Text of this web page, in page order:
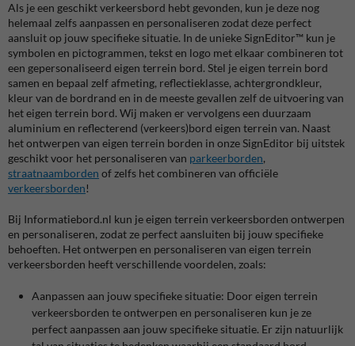
Als je een geschikt verkeersbord hebt gevonden, kun je deze nog
helemaal zelfs aanpassen en personaliseren zodat deze perfect
aansluit op jouw specifieke situatie. In de unieke SignEditor™ kun je
symbolen en pictogrammen, tekst en logo met elkaar combineren tot
een gepersonaliseerd eigen terrein bord. Stel je eigen terrein bord
samen en bepaal zelf afmeting, reflectieklasse, achtergrondkleur,
kleur van de bordrand en in de meeste gevallen zelf de uitvoering van
het eigen terrein bord. Wij maken er vervolgens een duurzaam
aluminium en reflecterend (verkeers)bord eigen terrein van. Naast
het ontwerpen van eigen terrein borden in onze SignEditor bij uitstek
geschikt voor het personaliseren van parkeerborden,
straatnaamborden of zelfs het combineren van officiële
verkeersborden!
Bij Informatiebord.nl kun je eigen terrein verkeersborden ontwerpen
en personaliseren, zodat ze perfect aansluiten bij jouw specifieke
behoeften. Het ontwerpen en personaliseren van eigen terrein
verkeersborden heeft verschillende voordelen, zoals:
Aanpassen aan jouw specifieke situatie: Door eigen terrein
verkeersborden te ontwerpen en personaliseren kun je ze
perfect aanpassen aan jouw specifieke situatie. Er zijn natuurlijk